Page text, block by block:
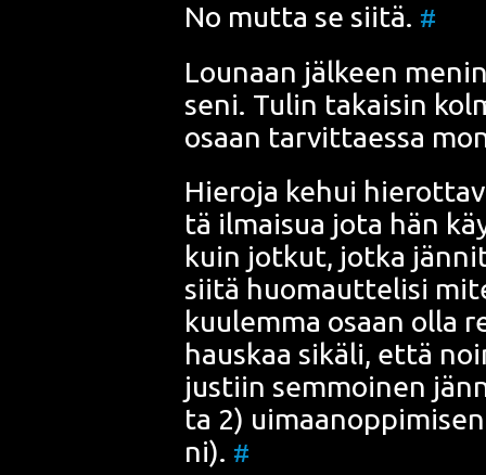
No mut­ta se sii­tä. #
Lou­naan jäl­keen
se­ni. Tulin takai­sin
osaan tar­vit­taes­sa
Hie­ro­ja kehui
tä ilmai­sua jota hän
kuin jot­kut, jot­ka
sii­tä huo­maut­te­li­si
kuu­lem­ma osaan olla
haus­kaa sikä­li, että
jus­tiin sem­moi­nen
ta 2)
ni). #